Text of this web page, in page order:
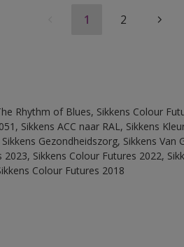
1 2
Rhythm of Blues, Sikkens Colour
Sikkens ACC naar RAL, Sikkens
Gezondheidszorg, Sikkens Van
Sikkens Colour Futures 2022,
Colour Futures 2018